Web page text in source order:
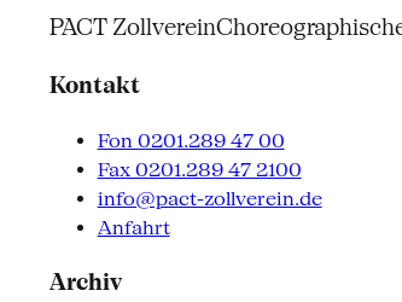
PACT Zollverein
Kontakt
Fon 0201.289 47 00
Fax 0201.289 47 2100
info@pact-zollverein.de
Anfahrt
Archiv